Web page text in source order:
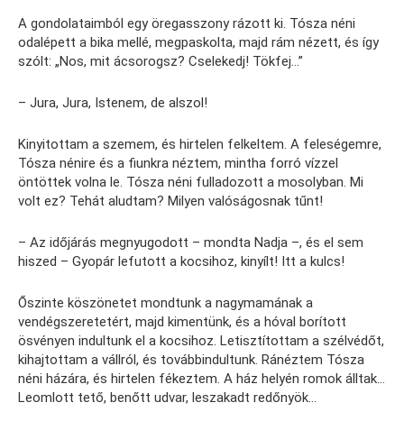
A gondolataimból egy öregasszony rázott ki. Tósza néni
odalépett a bika mellé, megpaskolta, majd rám nézett, és így
szólt: „Nos, mit ácsorogsz? Cselekedj! Tökfej…”
– Jura, Jura, Istenem, de alszol!
Kinyitottam a szemem, és hirtelen felkeltem. A feleségemre,
Tósza nénire és a fiunkra néztem, mintha forró vízzel
öntöttek volna le. Tósza néni fulladozott a mosolyban. Mi
volt ez? Tehát aludtam? Milyen valóságosnak tűnt!
– Az időjárás megnyugodott – mondta Nadja –, és el sem
hiszed – Gyopár lefutott a kocsihoz, kinyílt! Itt a kulcs!
Őszinte köszönetet mondtunk a nagymamának a
vendégszeretetért, majd kimentünk, és a hóval borított
ösvényen indultunk el a kocsihoz. Letisztítottam a szélvédőt,
kihajtottam a vállról, és továbbindultunk. Ránéztem Tósza
néni házára, és hirtelen fékeztem. A ház helyén romok álltak…
Leomlott tető, benőtt udvar, leszakadt redőnyök…